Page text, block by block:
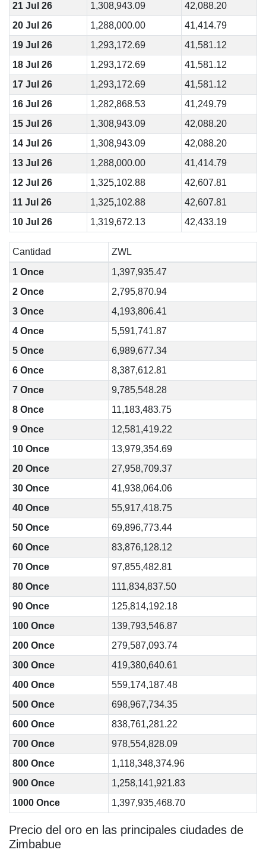
21 Jul 26
1,308,943.09
42,088.20
20 Jul 26
1,288,000.00
41,414.79
19 Jul 26
1,293,172.69
41,581.12
18 Jul 26
1,293,172.69
41,581.12
17 Jul 26
1,293,172.69
41,581.12
16 Jul 26
1,282,868.53
41,249.79
15 Jul 26
1,308,943.09
42,088.20
14 Jul 26
1,308,943.09
42,088.20
13 Jul 26
1,288,000.00
41,414.79
12 Jul 26
1,325,102.88
42,607.81
11 Jul 26
1,325,102.88
42,607.81
10 Jul 26
1,319,672.13 42,433.19
Cantidad
ZWL
1 Once
1,397,935.47
2 Once
2,795,870.94
3 Once
4,193,806.41
4 Once
5,591,741.87
5 Once
6,989,677.34
6 Once
8,387,612.81
7 Once
9,785,548.28
8 Once
11,183,483.75
9 Once
12,581,419.22
10 Once
13,979,354.69
20 Once
27,958,709.37
30 Once
41,938,064.06
40 Once
55,917,418.75
50 Once
69,896,773.44
60 Once
83,876,128.12
70 Once
97,855,482.81
80 Once
111,834,837.50
90 Once
125,814,192.18
100 Once
139,793,546.87
200 Once
279,587,093.74
300 Once
419,380,640.61
400 Once
559,174,187.48
500 Once
698,967,734.35
600 Once
838,761,281.22
700 Once
978,554,828.09
800 Once
1,118,348,374.96
900 Once
1,258,141,921.83
1000 Once
1,397,935,468.70
Precio del oro en las principales ciudades de
Zimbabue